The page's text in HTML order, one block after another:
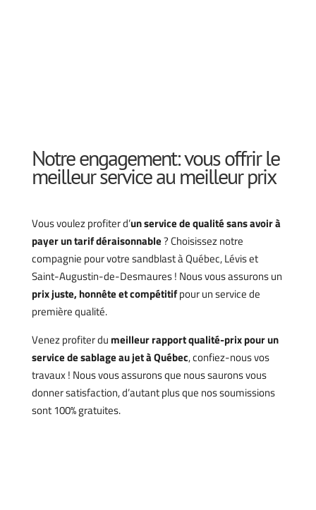
Notre engagement: vous offrir le
meilleur service au meilleur prix
Vous voulez profiter d’un service de qualité sans avoir à
payer un tarif déraisonnable? Choisissez notre
compagnie pour votre sandblast à Québec, Lévis et
Saint-Augustin-de-Desmaures ! Nous vous assurons un
prix juste, honnête et compétitifpour un service de
première qualité.
Venez profiter du meilleur rapport qualité-prix pour un
service de sablage au jet à Québec, confiez-nous vos
travaux ! Nous vous assurons que nous saurons vous
donner satisfaction, d’autant plus que nos soumissions
sont 100% gratuites.